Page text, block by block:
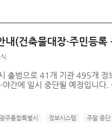
(건축물대장·주민등록
출범으로 41개 기관 495개 정
야간에 일시 중단될 예정입니
주통합특별시 정보시스템 주말 중단